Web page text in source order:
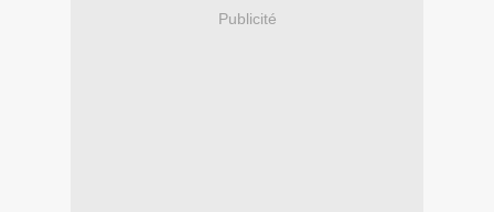
Publicité